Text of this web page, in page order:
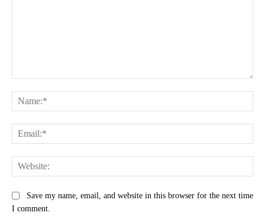
Save my name, email, and website in this browser for the next time
I comment.